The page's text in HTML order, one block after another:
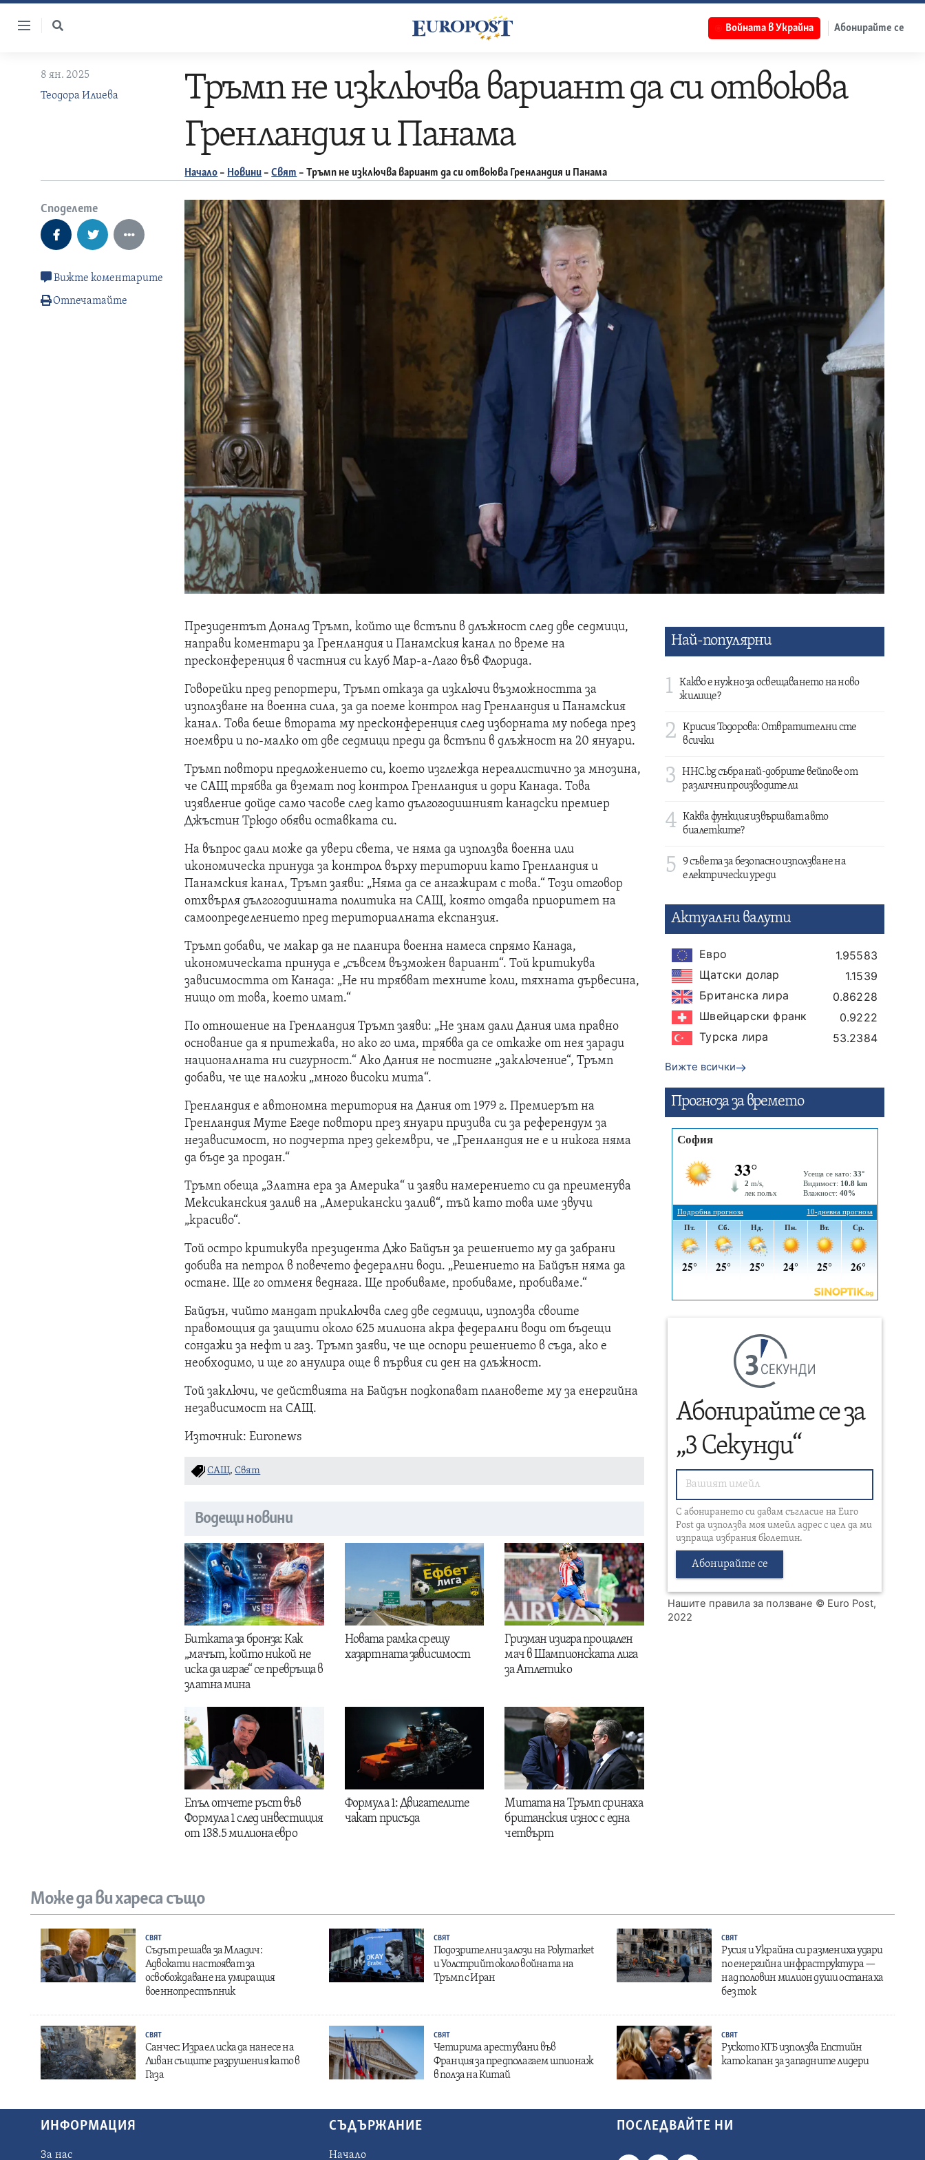
Skip
Войната в Украйна Абонирайте се
8 ян. 2025
Теодора Илиева
Тръмп не изключва вариант да си отвоюва
Гренландия и Панама
Начало – Новини –Свят –Тръмп не изключва вариант да си отвоюва Гренландия и Панама
Споделете
Вижте коментарите
Отпечатайте
Президентът Доналд Тръмп, който ще встъпи в длъжност след две седмици,
направи коментари за Гренландия и Панамския канал по време на
пресконференция в частния си клуб Мар-a-Лаго във Флорида.
Говорейки пред репортери, Тръмп отказа да изключи възможността за
използване на военна сила, за да поеме контрол над Гренландия и Панамския
канал. Това беше втората му пресконференция след изборната му победа през
ноември и по-малко от две седмици преди да встъпи в длъжност на 20 януари.
Тръмп повтори предложението си, което изглежда нереалистично за мнозина,
че САЩ трябва да вземат под контрол Гренландия и дори Канада. Това
изявление дойде само часове след като дългогодишният канадски премиер
Джъстин Трюдо обяви оставката си.
На въпрос дали може да увери света, че няма да използва военна или
икономическа принуда за контрол върху територии като Гренландия и
Панамския канал, Тръмп заяви: „Няма да се ангажирам с това.“ Този отговор
отхвърля дългогодишната политика на САЩ, която отдава приоритет на
самоопределението пред териториалната експанзия.
Тръмп добави, че макар да не планира военна намеса спрямо Канада,
икономическата принуда е „съвсем възможен вариант“. Той критикува
зависимостта от Канада: „Не ни трябват техните коли, тяхната дървесина,
нищо от това, което имат.“
По отношение на Гренландия Тръмп заяви: „Не знам дали Дания има правно
основание да я притежава, но ако го има, трябва да се откаже от нея заради
националната ни сигурност.“ Ако Дания не постигне „заключение“, Тръмп
добави, че ще наложи „много високи мита“.
Гренландия е автономна територия на Дания от 1979 г. Премиерът на
Гренландия Муте Егеде повтори през януари призива си за референдум за
независимост, но подчерта през декември, че „Гренландия не е и никога няма
да бъде за продан.“
Тръмп обеща „Златна ера за Америка“ и заяви намерението си да преименува
Мексиканския залив на „Американски залив“, тъй като това име звучи
„красиво“.
Той остро критикува президента Джо Байдън за решението му да забрани
добива на петрол в повечето федерални води. „Решението на Байдън няма да
остане. Ще го отменя веднага. Ще пробиваме, пробиваме, пробиваме.“
Байдън, чийто мандат приключва след две седмици, използва своите
правомощия да защити около 625 милиона акра федерални води от бъдещи
сондажи за нефт и газ. Тръмп заяви, че ще оспори решението в съда, ако е
необходимо, и ще го анулира още в първия си ден на длъжност.
Той заключи, че действията на Байдън подкопават плановете му за енергийна
независимост на САЩ.
Източник: Euronews
САЩ,Свят
Водещи новини
Битката за бронза: Как
„мачът, който никой не
иска да играе“ се превръща в
златна мина
Новата рамка срещу
хазартната зависимост
Гризман изигра прощален
мач в Шампионската лига
за Атлетико
Епъл отчете ръст във
Формула 1 след инвестиция
от 138.5 милиона евро
Формула 1: Двигателите
чакат присъда
Митата на Тръмп сринаха
британския износ с една
четвърт
Най-популярни
1
Какво е нужно за освещаването на ново
жилище?
2
Крисия Тодорова: Отвратителни сте
всички
3
HHC.bg събра най-добрите вейпове от
различни производители
4 Каква функция извършват авто
биалетките?
5
9 съвета за безопасно използване на
електрически уреди
Актуални валути
Евро
1.95583
Щатски долар
1.1539
Британска лира
0.86228
Швейцарски франк
0.9222
Турска лира
53.2384
Вижте всички
Прогнозa за времето
СЕКУНДИ
Абонирайте се за
„3 Секунди“
С абонирането си давам съгласие на Euro
Post да използва моя имейл адрес с цел да ми
изпраща избрания бюлетин.
Абонирайте се
Нашите правила за ползване © Euro Post,
2022
Може да ви хареса също
СВЯТ
Съдът решава за Младич:
Адвокати настояват за
освобождаване на умиращия
военнопрестъпник
СВЯТ
Подозрителни залози на Polymarket
и Уолстрийт около войната на
Тръмп с Иран
СВЯТ
Русия и Украйна си размениха удари
по енергийна инфраструктура —
над половин милион души останаха
без ток
СВЯТ
Санчес: Израел иска да нанесе на
Ливан същите разрушения като в
Газа
СВЯТ
Четирима арестувани във
Франция за предполагаем шпионаж
в полза на Китай
СВЯТ
Руското КГБ използва Епстийн
като капан за западните лидери
ИНФОРМАЦИЯ
За нас
СЪДЪРЖАНИЕ
Начало
ПОСЛЕДВАЙТЕ НИ